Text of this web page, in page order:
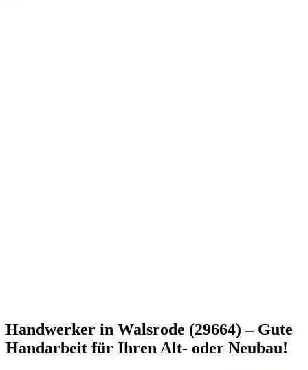
Handwerker in Walsrode (29664) – Gute
Handarbeit für Ihren Alt- oder Neubau!